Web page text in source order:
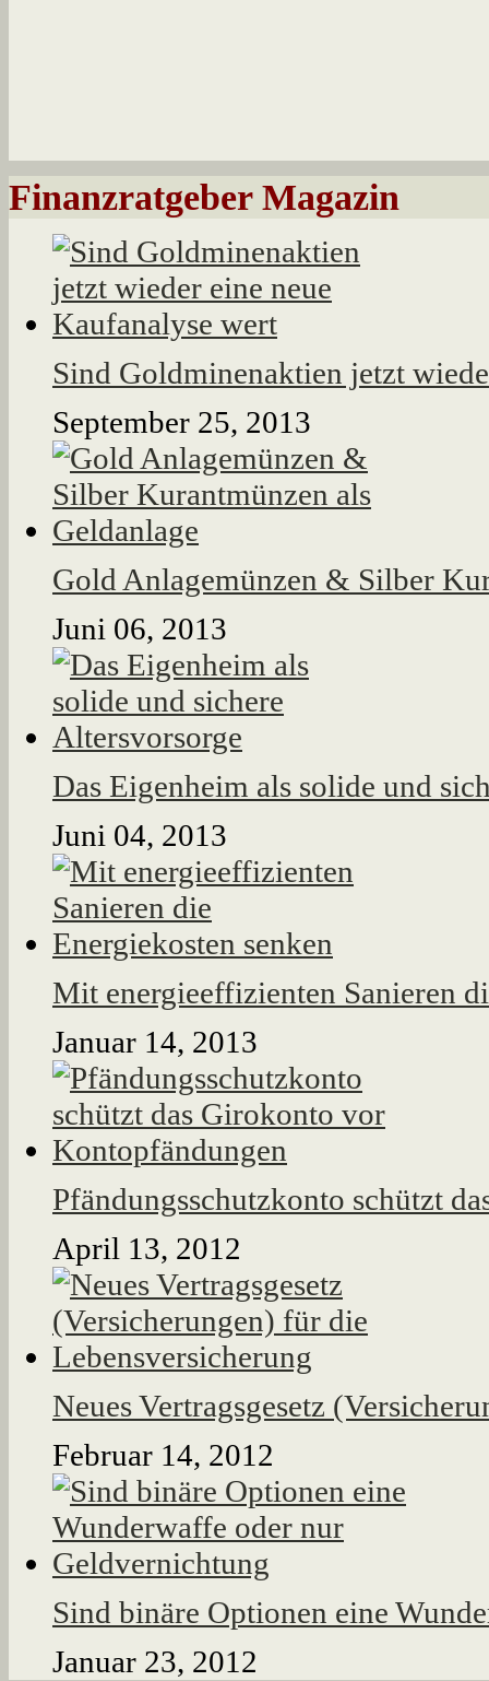
Finanzratgeber Magazin
Sind Goldminenaktien jetzt
September 25, 2013
Gold Anlagemünzen & Silber
Juni 06, 2013
Das Eigenheim als solide und
Juni 04, 2013
Mit energieeffizienten Sanieren
Januar 14, 2013
Pfändungsschutzkonto schützt
April 13, 2012
Neues Vertragsgesetz
Februar 14, 2012
Sind binäre Optionen eine
Januar 23, 2012